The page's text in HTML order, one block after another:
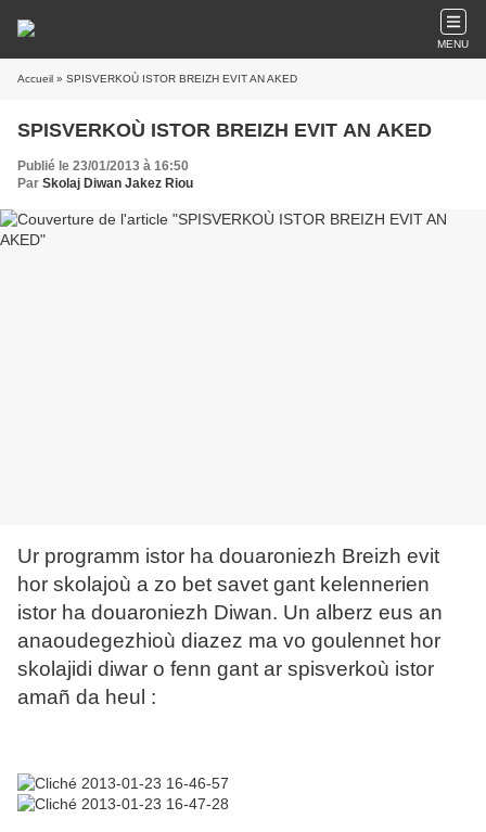
MENU
Accueil » SPISVERKOÙ ISTOR BREIZH EVIT AN AKED
SPISVERKOÙ ISTOR BREIZH EVIT AN AKED
Publié le 23/01/2013 à 16:50
Par Skolaj Diwan Jakez Riou
Ur programm istor ha douaroniezh Breizh evit
hor skolajoù a zo bet savet gant kelennerien
istor ha douaroniezh Diwan. Un alberz eus an
anaoudegezhioù diazez ma vo goulennet hor
skolajidi diwar o fenn gant ar spisverkoù istor
amañ da heul :